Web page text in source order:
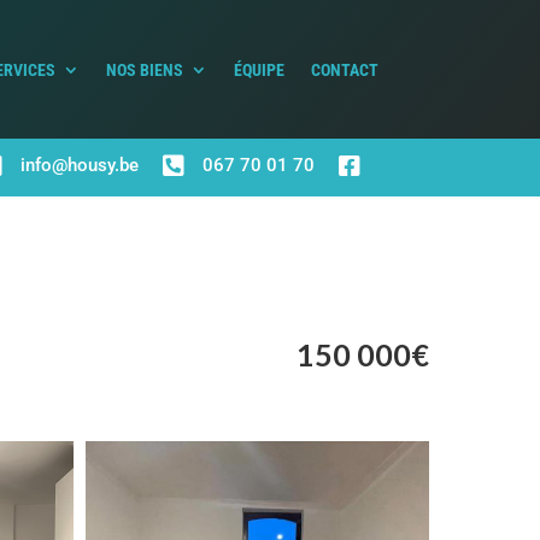
NOS BIENS ÉQUIPE CONTACT
info@housy.be  067 70 01 70 
150 000€